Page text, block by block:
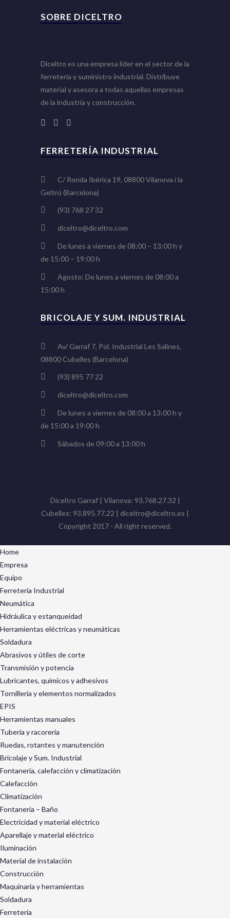
SOBRE DICELTRO
Diceltro es una empresa líder en el sector de la
ferretería y suministro industrial. Distribuye
material y asesora a todas aquellas empresas
de la industria y construcción.
FERRETERÍA INDUSTRIAL
C/ Ronda Ibérica 19, 08800 Vilanova i la
Geltrú (Barcelona)
(93) 768 27 32
diceltro@diceltro.com
De lunes a viernes de 08:00 – 13:00 h y
de 15:00 – 19:00 h
Agosto: De lunes a viernes de 08:00 a
15:00 h
BRICOLAJE Y SUM. INDUSTRIAL
Av/ Garraf 7, Pol. Industrial Les Salines,
08800 Cubelles (Barcelona)
(93) 895 77 22
diceltro@diceltro.com
De lunes a viernes de 08:00 a 13:00 h y
de 15:00 a 19:00 h
Sábados de 09:00 a 13:00 h
Diceltro Garraf | Vilanova: 93.768.27.32 |
Cubelles: 93.895.77.22 | diceltro@diceltro.es |
Copyright 2017 - All right reserved.
Home
Empresa
Equipo
Ferretería Industrial
Neumática
Hidráulica y estanqueidad
Herramientas eléctricas y neumáticas
Soldadura
Abrasivos y útiles de corte
Transmisión y potencia
Lubricantes, químicos y adhesivos
Tornillería y elementos normalizados
EPIS
Herramientas manuales
Tubería y racorería
Ruedas, rotantes y manutención
Bricolaje y Sum. Industrial
Fontanería, calefacción y climatización
Calefacción
Climatización
Fontanería – Baño
Electricidad y material eléctrico
Aparellaje y material eléctrico
Iluminación
Material de instalación
Construcción
Maquinaria y herramientas
Soldadura
Ferretería